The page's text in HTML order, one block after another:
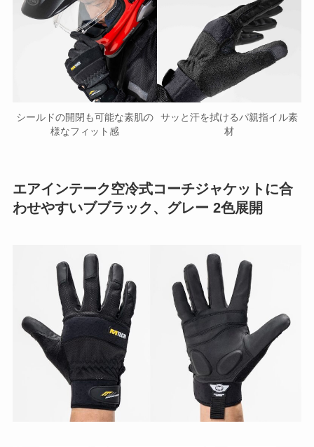
シールドの開閉も可能な素肌の
様なフィット感
サッと汗を拭けるパ親指イル素
材
エアインテーク空冷式コーチジャケットに合
わせやすいブブラック、グレー 2色展開